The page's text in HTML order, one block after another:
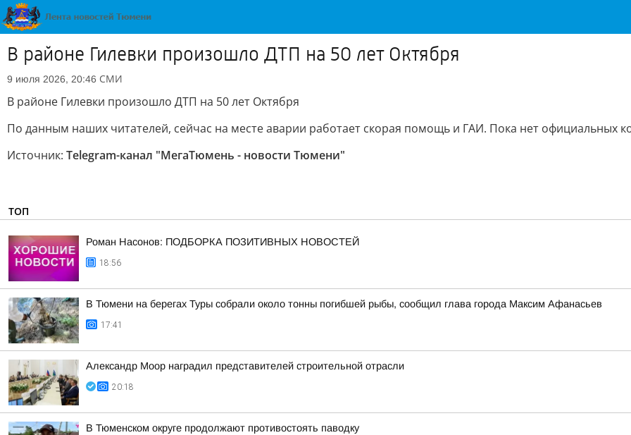
В районе Гилевки произошло ДТП на 50 лет Октября
9 июля 2026, 20:46 СМИ
В районе Гилевки произошло ДТП на 50 лет Октября
По данным наших читателей, сейчас на месте аварии работает скорая помощь и ГАИ. Пока нет официальных
Источник: Telegram-канал "МегаТюмень - новости Тюмени"
ТОП
Роман Насонов: ПОДБОРКА ПОЗИТИВНЫХ НОВОСТЕЙ
18:56
В Тюмени на берегах Туры собрали около тонны погибшей рыбы, сообщил глава города Максим Афанасьев
17:41
Александр Моор наградил представителей строительной отрасли
20:18
В Тюменском округе продолжают противостоять паводку